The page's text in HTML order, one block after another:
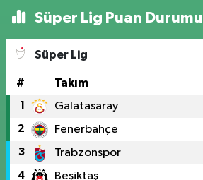
Süper Lig Puan Durumu
Süper Lig
# Takım
1 Galatasaray
2 Fenerbahçe
3 Trabzonspor
4 Beşiktaş